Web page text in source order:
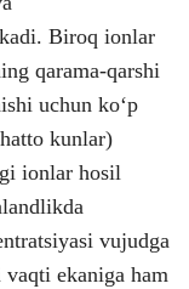
Biroq ionlar
qarama-qarshi
uchun koʻp
kunlar)
ionlar hosil
vujudga
ekaniga ham